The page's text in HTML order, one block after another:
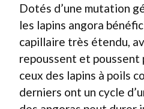
Dotés d’une mutation
les lapins angora
capillaire très étendu,
repoussent et poussent
ceux des lapins à poils
derniers ont un cycle